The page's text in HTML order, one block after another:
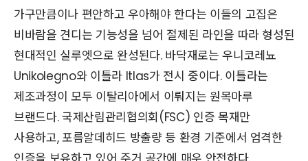
가구만큼이나 편안하고 우아해야 한다는 이들의 고집은
비바람을 견디는 기능성을 넘어 절제된 라인을 따라 형성된
현대적인 실루엣으로 완성된다. 바닥재로는 우니코레뇨
Unikolegno와 이틀라 Itlas가 전시 중이다. 이틀라는
제조과정이 모두 이탈리아에서 이뤄지는 원목마루
브랜드다. 국제산림관리협의회(FSC) 인증 목재만
사용하고, 포름알데히드 방출량 등 환경 기준에서 엄격한